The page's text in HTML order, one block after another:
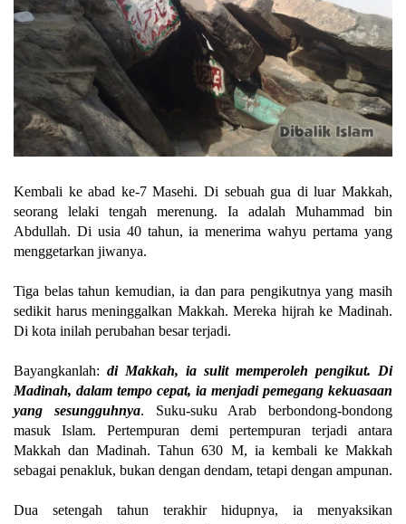
Kembali ke abad ke-7 Masehi. Di sebuah gua di luar Makkah,
seorang lelaki tengah merenung. Ia adalah Muhammad bin
Abdullah. Di usia 40 tahun, ia menerima wahyu pertama yang
menggetarkan jiwanya.
Tiga belas tahun kemudian, ia dan para pengikutnya yang masih
sedikit harus meninggalkan Makkah. Mereka hijrah ke Madinah.
Di kota inilah perubahan besar terjadi.
Bayangkanlah: di Makkah, ia sulit memperoleh pengikut. Di
Madinah, dalam tempo cepat, ia menjadi pemegang kekuasaan
yang sesungguhnya. Suku-suku Arab berbondong-bondong
masuk Islam. Pertempuran demi pertempuran terjadi antara
Makkah dan Madinah. Tahun 630 M, ia kembali ke Makkah
sebagai penakluk, bukan dengan dendam, tetapi dengan ampunan.
Dua setengah tahun terakhir hidupnya, ia menyaksikan